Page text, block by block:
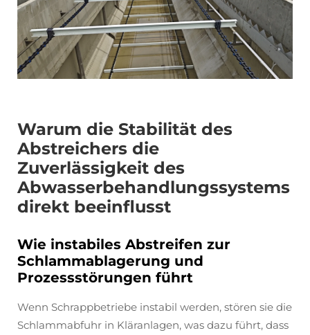
Warum die Stabilität des
Abstreichers die
Zuverlässigkeit des
Abwasserbehandlungssystems
direkt beeinflusst
Wie instabiles Abstreifen zur
Schlammablagerung und
Prozessstörungen führt
Wenn Schrappbetriebe instabil werden, stören sie die
Schlammabfuhr in Kläranlagen, was dazu führt, dass